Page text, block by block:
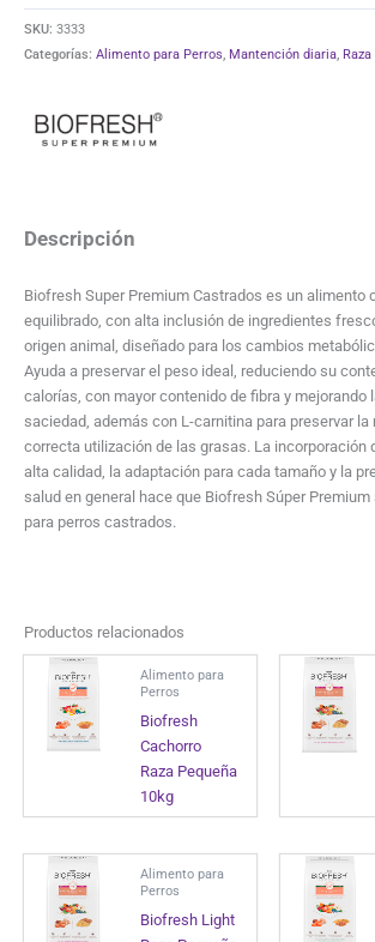
SKU: 3333
Categorías: Alimento para Perros, Mantención diaria,
Descripción
Biofresh Super Premium Castrados es un alimento
equilibrado, con alta inclusión de ingredientes
origen animal, diseñado para los cambios
Ayuda a preservar el peso ideal, reduciendo su
calorías, con mayor contenido de fibra y mejorando
saciedad, además con L-carnitina para preservar la
correcta utilización de las grasas. La incorporación
alta calidad, la adaptación para cada tamaño y la
salud en general hace que Biofresh Súper
para perros castrados.
Productos relacionados
Alimento para
Perros
Biofresh
Cachorro
Raza Pequeña
10kg
Alimento para
Perros
Biofresh Light